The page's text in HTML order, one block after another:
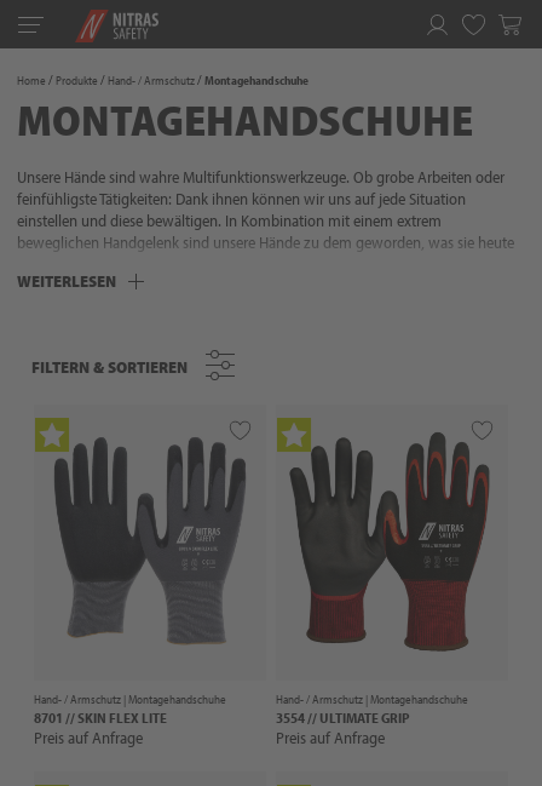
Toggle
navigation
Home Produkte Hand- / Armschutz Montagehandschuhe
MONTAGEHANDSCHUHE
Unsere Hände sind wahre Multifunktionswerkzeuge. Ob grobe Arbeiten oder
feinfühligste Tätigkeiten: Dank ihnen können wir uns auf jede Situation
einstellen und diese bewältigen. In Kombination mit einem extrem
beweglichen Handgelenk sind unsere Hände zu dem geworden, was sie heute
Zusammenspiel von Muskeln, Knochen, Nerven und Sehnen situationsgerecht
mehr als 35 Jahre Erfahrung im Handschutz und dieses Know-how mündet in
unseren Schutzhandschuhen: Ausgewählte Materialien, perfekter Tragekomfort,
worauf es ankommt, um Ihre Hände bei jeder Tätigkeit optimal zu schützen.
Also lassen Sie sich nicht aufhalten - packen Sie es an!
WEITERLESEN
FILTERN & SORTIEREN
FILTERN & SORTIEREN
Hand- / Armschutz |Montagehandschuhe
8701 // SKIN FLEX LITE
Preis auf Anfrage
Hand- / Armschutz |Montagehandschuhe
3554 // ULTIMATE GRIP
Preis auf Anfrage